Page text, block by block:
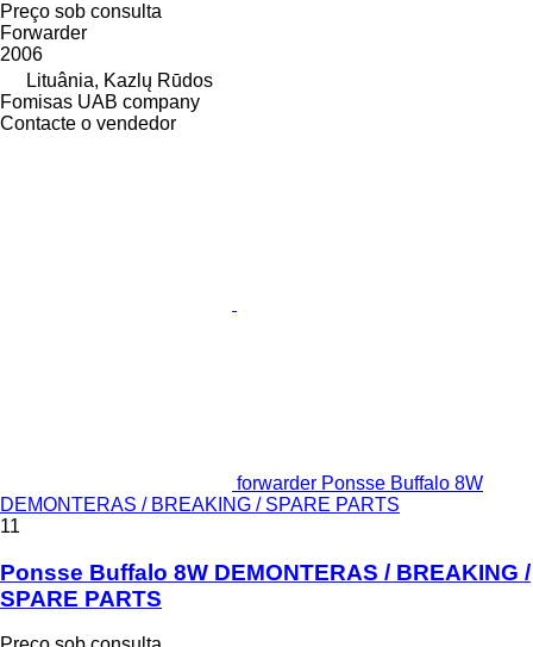
Preço sob consulta
Forwarder
2006
Lituânia, Kazlų Rūdos
Fomisas UAB company
Contacte o vendedor
forwarder Ponsse Buffalo 8W
DEMONTERAS / BREAKING / SPARE PARTS
11
Ponsse Buffalo 8W DEMONTERAS / BREAKING /
SPARE PARTS